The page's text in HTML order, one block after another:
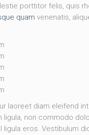
porttitor felis, quis
quam venenatis,
laoreet diam eleifend
non commodo
ligula eros. Vestibulum